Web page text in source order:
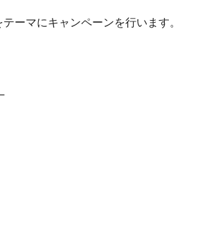
ーマにキャンペーンを行います。